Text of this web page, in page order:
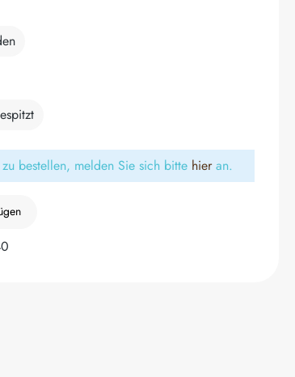
bestellen, melden Sie sich bitte hieran.